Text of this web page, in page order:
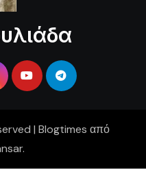
| Blogtimes από
.